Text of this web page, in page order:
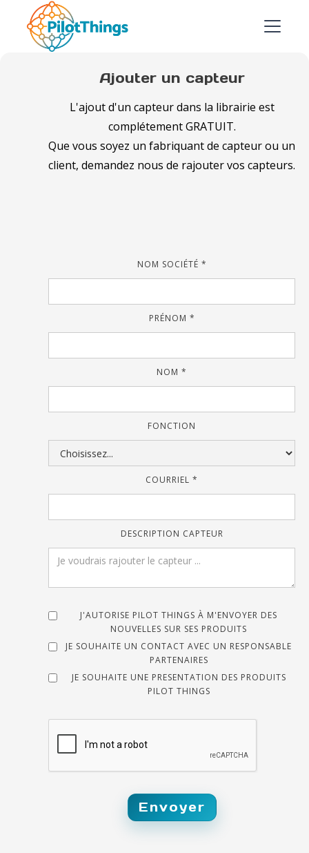
Ajouter un capteur
L'ajout d'un capteur dans la librairie est
complétement GRATUIT.
Que vous soyez un fabriquant de capteur ou un
client, demandez nous de rajouter vos capteurs.
NOM SOCIÉTÉ *
PRÉNOM *
NOM *
FONCTION
COURRIEL *
DESCRIPTION CAPTEUR
J'AUTORISE PILOT THINGS À M'ENVOYER DES
NOUVELLES SUR SES PRODUITS
JE SOUHAITE UN CONTACT AVEC UN RESPONSABLE
PARTENAIRES
JE SOUHAITE UNE PRESENTATION DES PRODUITS
PILOT THINGS